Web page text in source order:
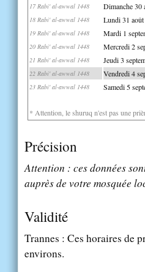
17 Rabi' al-awwal 1448 Dimanche 30
18 Rabi' al-awwal 1448 Lundi 31 août
19 Rabi' al-awwal 1448 Mardi 1
20 Rabi' al-awwal 1448 Mercredi 2
21 Rabi' al-awwal 1448 Jeudi 3
22 Rabi' al-awwal 1448 Vendredi 4
23 Rabi' al-awwal 1448 Samedi 5
* Attention, le shuruq n'est pas une
Précision
Attention : ces données
auprès de votre mosquée
Validité
Trannes : Ces horaires de
environs.